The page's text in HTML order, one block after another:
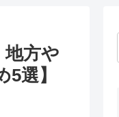
地方や
選】